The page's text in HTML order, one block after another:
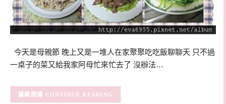
今天是母親節 晚上又是一堆人在家聚聚吃吃飯聊聊天 只不過
一桌子的菜又給我家阿母忙來忙去了 沒辦法…
CONTINUE READING